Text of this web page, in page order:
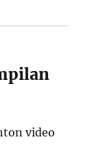
video